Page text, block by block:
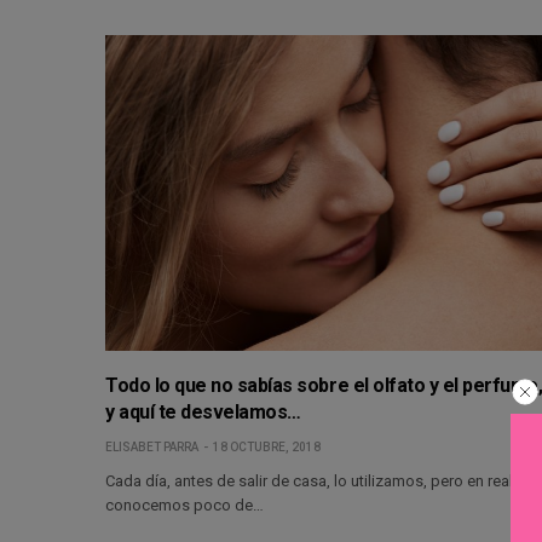
Todo lo que no sabías sobre el olfato y el perfume,
y aquí te desvelamos…
ELISABET PARRA 18 OCTUBRE, 2018
Cada día, antes de salir de casa, lo utilizamos, pero en realidad
conocemos poco de…